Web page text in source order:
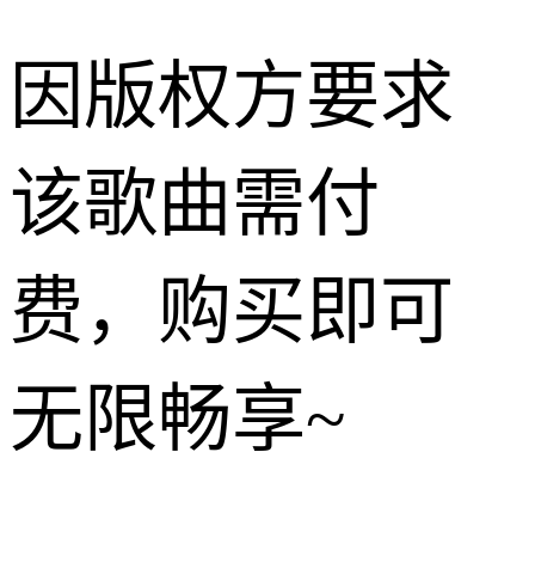
因版权方要求
该歌曲需付
费，购买即可
无限畅享~